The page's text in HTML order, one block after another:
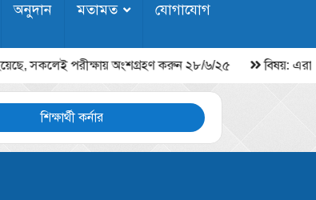
অনুদান মতামত যোগাযোগ
সকলেই পরীক্ষায় অংশগ্রহণ করুন ২৮/৬/২৫ বিষয়: এরাবিক
শিক্ষার্থী কর্নার